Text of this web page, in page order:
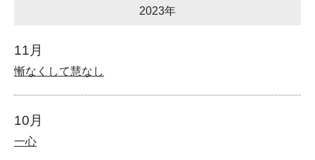
2023年
11月
慚なくして慧なし
10月
一心